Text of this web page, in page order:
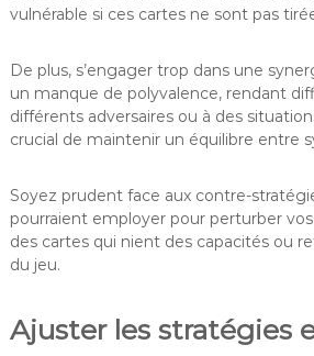
vulnérable si ces cartes ne sont pas
De plus, s’engager trop dans une
un manque de polyvalence, rendant
différents adversaires ou à des
crucial de maintenir un équilibre entre
Soyez prudent face aux contre-
pourraient employer pour perturber
des cartes qui nient des capacités ou
du jeu.
Ajuster les stratégies